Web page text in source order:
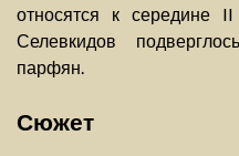
относятся к середине
Селевкидов
парфян.
Сюжет